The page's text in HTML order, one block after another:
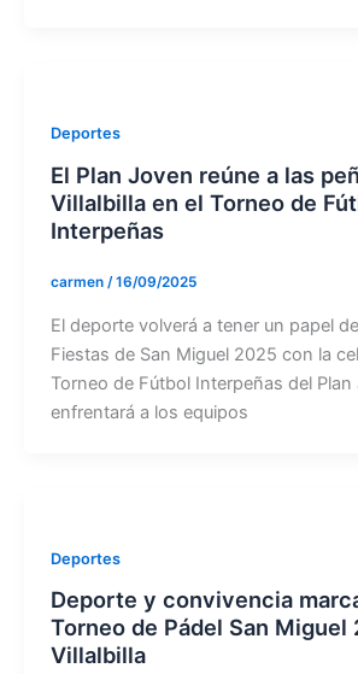
Deportes
El Plan Joven reúne a las
Villalbilla en el Torneo de
Interpeñas
carmen /16/09/2025
El deporte volverá a tener un papel
Fiestas de San Miguel 2025 con la
Torneo de Fútbol Interpeñas del
enfrentará a los equipos
Deportes
Deporte y convivencia
Torneo de Pádel San Miguel
Villalbilla